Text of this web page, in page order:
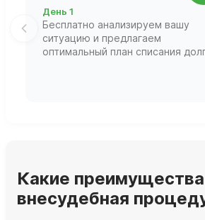
День 1
Бесплатно анализируем вашу
ситуацию и предлагаем
оптимальный план списания
Какие
внесудебная